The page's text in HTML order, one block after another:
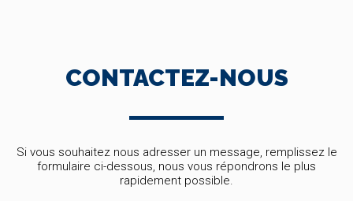
CONTACTEZ-NOUS
Si vous souhaitez nous adresser un message, remplissez le
formulaire ci-dessous, nous vous répondrons le plus
rapidement possible.